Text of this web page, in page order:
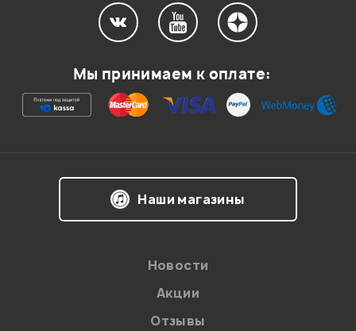
Ваша оценка:
Мы принимаем к оплате:
Наши магазины
Новости
Акции
Отзывы